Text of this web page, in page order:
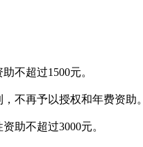
不超过1500元。
不再予以授权和年费资助。
助不超过3000元。